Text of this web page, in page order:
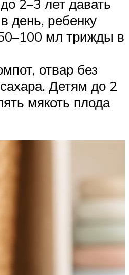
2–3 лет давать
день, ребенку
мл трижды в
отвар без
Детям до 2
мякоть плода